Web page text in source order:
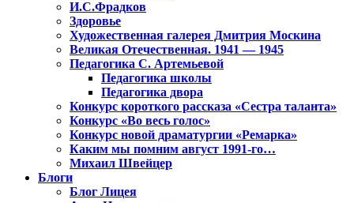
И.С.Фрадков
Здоровье
Художественная галерея Дмитрия Москина
Великая Отечественная. 1941 — 1945
Педагогика С. Артемьевой
Педагогика школы
Педагогика двора
Конкурс короткого рассказа «Сестра таланта»
Конкурс «Во весь голос»
Конкурс новой драматургии «Ремарка»
Каким мы помним август 1991-го…
Михаил Швейцер
Блоги
Блог Лицея